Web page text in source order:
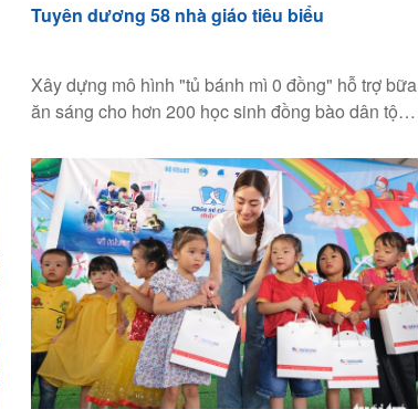
Tuyên dương 58 nhà giáo tiêu biểu
Xây dựng mô hình "tủ bánh mì 0 đồng" hỗ trợ bữa
ăn sáng cho hơn 200 học sinh đồng bào dân tộc
đuổi nghề giáo… là những câu chuyện cảm động
trong Lễ tuyên dương 58 nhà giáo tiêu biểu.